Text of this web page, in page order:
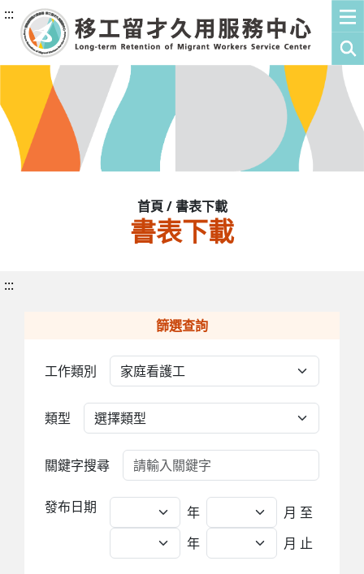
:::
首頁 / 書表下載
書表下載
:::
篩選查詢
工作類別
類型
關鍵字搜尋
發布日期 年 月 至
年
月 止